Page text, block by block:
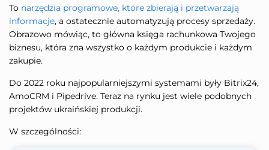
To narzędzia programowe, które zbierają i przetwarzają
informacje, a ostatecznie automatyzują procesy sprzedaży.
Obrazowo mówiąc, to główna księga rachunkowa Twojego
biznesu, która zna wszystko o każdym produkcie i każdym
zakupie.
Do 2022 roku najpopularniejszymi systemami były Bitrix24,
AmoCRM i Pipedrive. Teraz na rynku jest wiele podobnych
projektów ukraińskiej produkcji.
W szczególności: